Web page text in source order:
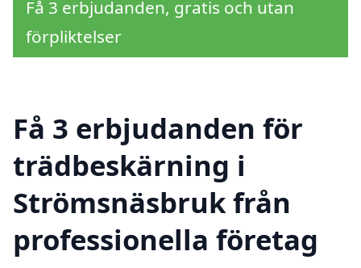
Få 3 erbjudanden, gratis och utan
förpliktelser
Få 3 erbjudanden för
trädbeskärning i
Strömsnäsbruk från
professionella företag